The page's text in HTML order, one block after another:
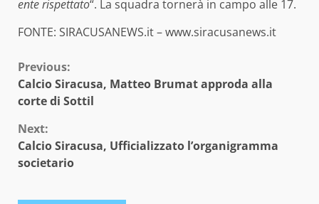
ente rispettato“. La squadra tornerà in campo alle 17.
FONTE: SIRACUSANEWS.it – www.siracusanews.it
Continue
Reading
Previous:
Calcio Siracusa, Matteo Brumat approda alla
corte di Sottil
Next:
Calcio Siracusa, Ufficializzato l’organigramma
societario